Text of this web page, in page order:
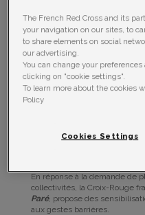
A l’approche des fêtes
de la Croix-Rouge
réunionnais pour les
19, aux gestes barrières
regroupements,
Depuis le début de la crise
barrières et la distanciation
En réponse à la demande de
collectivités, la Croix-Rouge
Paré, propose des
aux gestes barrières.
The French Red Cross and its
your navigation on our sites, to
to share elements on social
our advertising.
You can change your
clicking on "cookie settings".
To learn more about the cookies
Policy
Cookies Settings